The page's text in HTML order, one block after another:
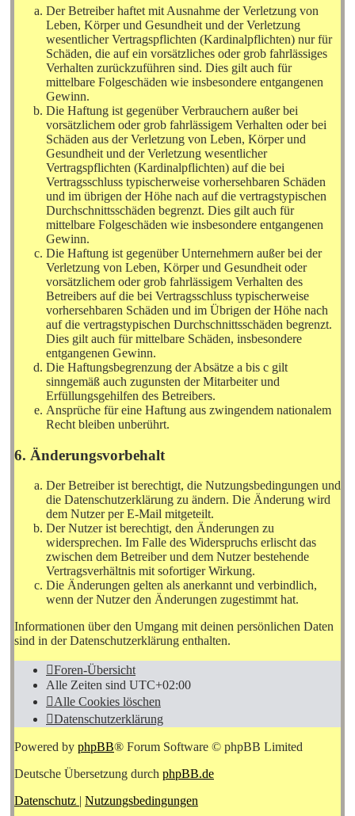
Der Betreiber haftet mit Ausnahme der Verletzung von
Leben, Körper und Gesundheit und der Verletzung
wesentlicher Vertragspflichten (Kardinalpflichten) nur für
Schäden, die auf ein vorsätzliches oder grob fahrlässiges
Verhalten zurückzuführen sind. Dies gilt auch für
mittelbare Folgeschäden wie insbesondere entgangenen
Gewinn.
Die Haftung ist gegenüber Verbrauchern außer bei
vorsätzlichem oder grob fahrlässigem Verhalten oder bei
Schäden aus der Verletzung von Leben, Körper und
Gesundheit und der Verletzung wesentlicher
Vertragspflichten (Kardinalpflichten) auf die bei
Vertragsschluss typischerweise vorhersehbaren Schäden
und im übrigen der Höhe nach auf die vertragstypischen
Durchschnittsschäden begrenzt. Dies gilt auch für
mittelbare Folgeschäden wie insbesondere entgangenen
Gewinn.
Die Haftung ist gegenüber Unternehmern außer bei der
Verletzung von Leben, Körper und Gesundheit oder
vorsätzlichem oder grob fahrlässigem Verhalten des
Betreibers auf die bei Vertragsschluss typischerweise
vorhersehbaren Schäden und im Übrigen der Höhe nach
auf die vertragstypischen Durchschnittsschäden begrenzt.
Dies gilt auch für mittelbare Schäden, insbesondere
entgangenen Gewinn.
Die Haftungsbegrenzung der Absätze a bis c gilt
sinngemäß auch zugunsten der Mitarbeiter und
Erfüllungsgehilfen des Betreibers.
Ansprüche für eine Haftung aus zwingendem nationalem
Recht bleiben unberührt.
6. Änderungsvorbehalt
Der Betreiber ist berechtigt, die Nutzungsbedingungen und
die Datenschutzerklärung zu ändern. Die Änderung wird
dem Nutzer per E-Mail mitgeteilt.
Der Nutzer ist berechtigt, den Änderungen zu
widersprechen. Im Falle des Widerspruchs erlischt das
zwischen dem Betreiber und dem Nutzer bestehende
Vertragsverhältnis mit sofortiger Wirkung.
Die Änderungen gelten als anerkannt und verbindlich,
wenn der Nutzer den Änderungen zugestimmt hat.
Informationen über den Umgang mit deinen persönlichen Daten
sind in der Datenschutzerklärung enthalten.
Foren-Übersicht
Alle Zeiten sind UTC+02:00
Alle Cookies löschen
Datenschutzerklärung
Powered by phpBB® Forum Software © phpBB Limited
Deutsche Übersetzung durch phpBB.de
Datenschutz | Nutzungsbedingungen